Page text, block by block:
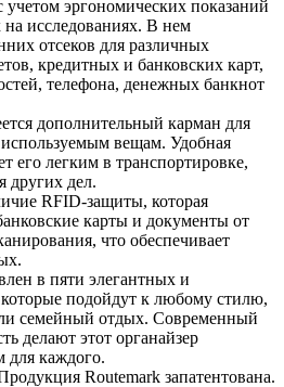
учетом эргономических показаний
исследованиях. В нем
отсеков для различных
кредитных и банковских карт,
телефона, денежных банкнот
дополнительный карман для
используемым вещам. Удобная
его легким в транспортировке,
других дел.
RFID-защиты, которая
карты и документы от
что обеспечивает
в пяти элегантных и
подойдут к любому стилю,
семейный отдых. Современный
делают этот органайзер
для каждого.
Routemark запатентована.